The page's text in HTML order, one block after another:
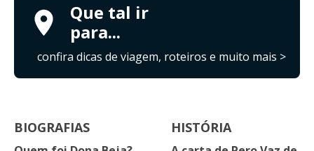
Que tal ir
para...
confira dicas de viagem, roteiros e muito mais >
BIOGRAFIAS HISTÓRIA